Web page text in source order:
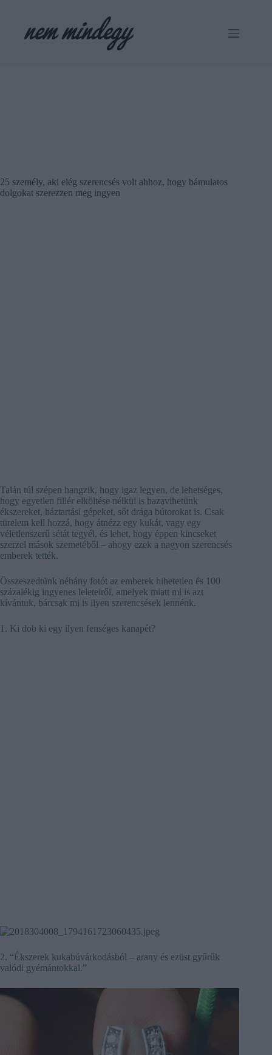
25 személy, aki elég szerencsés volt ahhoz, hogy bámulatos
dolgokat szerezzen meg ingyen
Talán túl szépen hangzik, hogy igaz legyen, de lehetséges,
hogy egyetlen fillér elköltése nélkül is hazavihetünk
ékszereket, háztartási gépeket, sőt drága bútorokat is. Csak
türelem kell hozzá, hogy átnézz egy kukát, vagy egy
véletlenszerű sétát tegyél, és lehet, hogy éppen kincseket
szerzel mások szemetéből – ahogy ezek a nagyon szerencsés
emberek tették.
Összeszedtünk néhány fotót az emberek hihetetlen és 100
százalékig ingyenes leleteiről, amelyek miatt mi is azt
kívántuk, bárcsak mi is ilyen szerencsések lennénk.
1. Ki dob ki egy ilyen fenséges kanapét?
2. “Ékszerek kukabúvárkodásból – arany és ezüst gyűrűk
valódi gyémántokkal.”